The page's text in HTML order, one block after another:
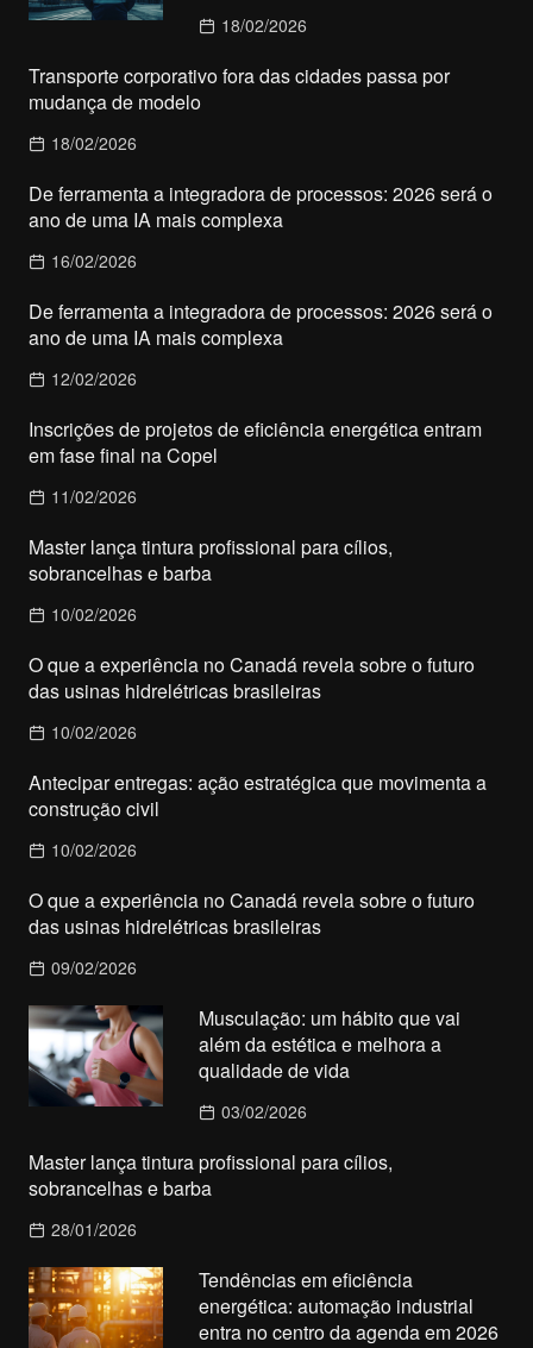
18/02/2026
Transporte corporativo fora das cidades passa por
mudança de modelo
18/02/2026
De ferramenta a integradora de processos: 2026 será o
ano de uma IA mais complexa
16/02/2026
De ferramenta a integradora de processos: 2026 será o
ano de uma IA mais complexa
12/02/2026
Inscrições de projetos de eficiência energética entram
em fase final na Copel
11/02/2026
Master lança tintura profissional para cílios,
sobrancelhas e barba
10/02/2026
O que a experiência no Canadá revela sobre o futuro
das usinas hidrelétricas brasileiras
10/02/2026
Antecipar entregas: ação estratégica que movimenta a
construção civil
10/02/2026
O que a experiência no Canadá revela sobre o futuro
das usinas hidrelétricas brasileiras
09/02/2026
Musculação: um hábito que vai
além da estética e melhora a
qualidade de vida
03/02/2026
Master lança tintura profissional para cílios,
sobrancelhas e barba
28/01/2026
Tendências em eficiência
energética: automação industrial
entra no centro da agenda em 2026